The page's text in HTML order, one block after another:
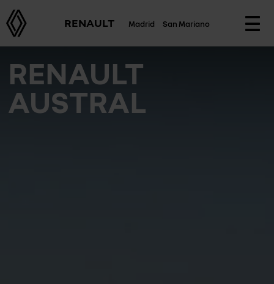
RENAULT Madrid San Mariano
RENAULT
AUSTRAL